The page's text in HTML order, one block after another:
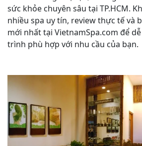
sức khỏe chuyên sâu tại TP.HCM.
nhiều spa uy tín, review thực tế và
mới nhất tại VietnamSpa.com để
trình phù hợp với nhu cầu của bạn.